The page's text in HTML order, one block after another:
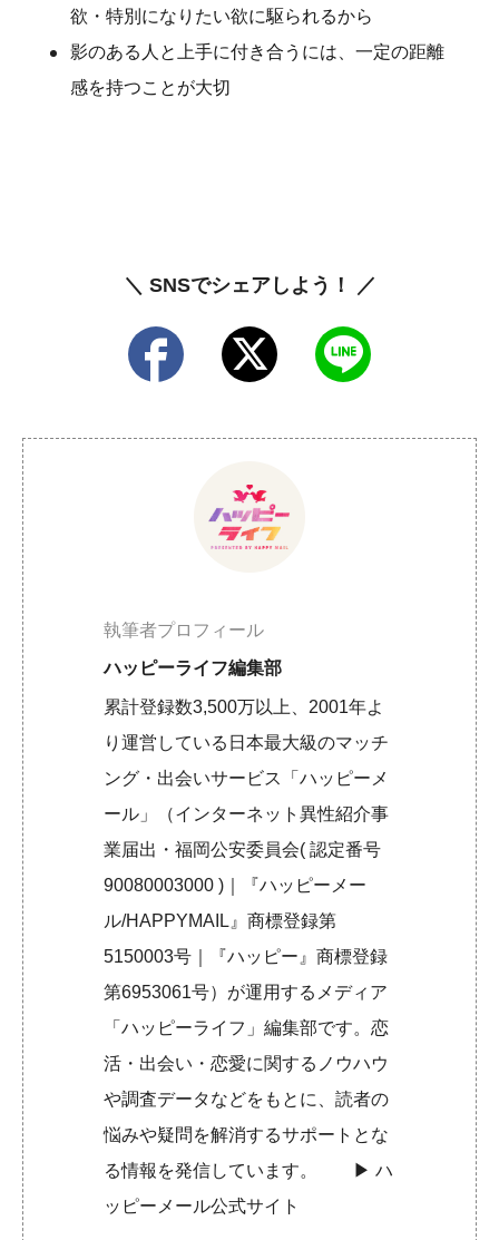
欲・特別になりたい欲に駆られるから
影のある人と上手に付き合うには、一定の距離
感を持つことが大切
＼ SNSでシェアしよう！ ／
執筆者プロフィール
ハッピーライフ編集部
累計登録数3,500万以上、2001年よ
り運営している日本最大級のマッチ
ング・出会いサービス「ハッピーメ
ール」（インターネット異性紹介事
業届出・福岡公安委員会( 認定番号
90080003000 )｜『ハッピーメー
ル/HAPPYMAIL』商標登録第
5150003号｜『ハッピー』商標登録
第6953061号）が運用するメディア
「ハッピーライフ」編集部です。恋
活・出会い・恋愛に関するノウハウ
や調査データなどをもとに、読者の
悩みや疑問を解消するサポートとな
る情報を発信しています。 ▶︎ハ
ッピーメール公式サイト